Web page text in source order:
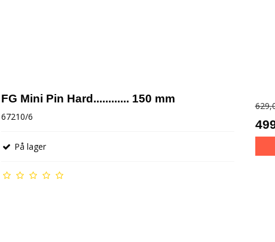
FG Mini Pin Hard............ 150 mm
67210/6
På lager